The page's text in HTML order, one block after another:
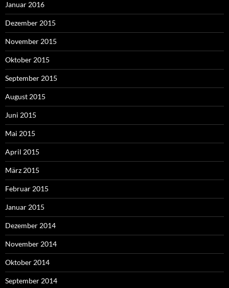
Januar 2016
Dezember 2015
November 2015
Oktober 2015
September 2015
August 2015
Juni 2015
Mai 2015
April 2015
März 2015
Februar 2015
Januar 2015
Dezember 2014
November 2014
Oktober 2014
September 2014